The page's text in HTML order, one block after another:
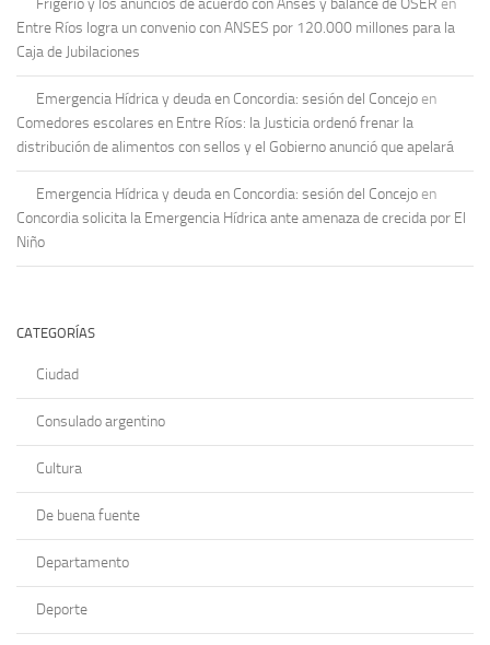
Frigerio y los anuncios de acuerdo con Anses y balance de OSER en
Entre Ríos logra un convenio con ANSES por 120.000 millones para la
Caja de Jubilaciones
Emergencia Hídrica y deuda en Concordia: sesión del Concejo en
Comedores escolares en Entre Ríos: la Justicia ordenó frenar la
distribución de alimentos con sellos y el Gobierno anunció que apelará
Emergencia Hídrica y deuda en Concordia: sesión del Concejo en
Concordia solicita la Emergencia Hídrica ante amenaza de crecida por El
Niño
CATEGORÍAS
Ciudad
Consulado argentino
Cultura
De buena fuente
Departamento
Deporte